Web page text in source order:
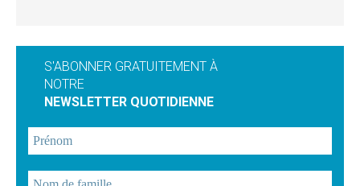
S'ABONNER GRATUITEMENT À
NOTRE
NEWSLETTER QUOTIDIENNE